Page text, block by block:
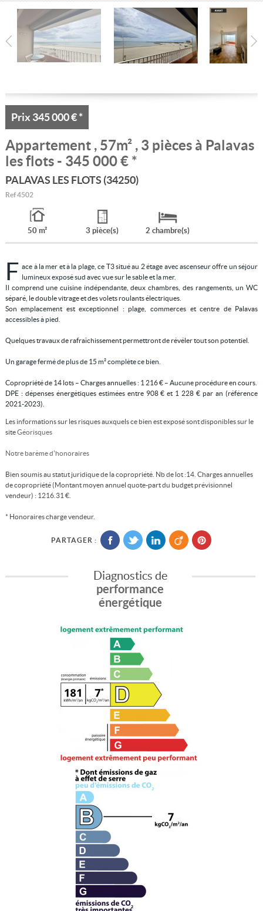
Location/gestion
Location saisonnière
Syndic
Méditerranée
Mon compte
Prix 345 000 €*
Appartement, 57m² , 3 pièces à Palavas
les flots - 345 000 € *
PALAVAS LES FLOTS (34250)
Ref4502
50 m² 3 pièce(s) 2 chambre(s)
F ace à la mer et à la plage, ce T3 situé au 2 étage avec ascenseur offre un séjour
lumineux exposé sud avec vue sur le sable et la mer.
Il comprend une cuisine indépendante, deux chambres, des rangements, un WC
séparé, le double vitrage et des volets roulants électriques.
Son emplacement est exceptionnel : plage, commerces et centre de Palavas
accessibles à pied.
Quelques travaux de rafraîchissement permettront de révéler tout son potentiel.
Un garage fermé de plus de 15 m² complète ce bien.
Copropriété de 14 lots – Charges annuelles : 1 216 € – Aucune procédure en cours.
DPE : dépenses énergétiques estimées entre 908 € et 1 228 € par an (référence
2021-2023).
Les informations sur les risques auxquels ce bien est exposé sont disponibles sur le
siteGéorisques
Notre barème d'honoraires
Bien soumis au statut juridique de la copropriété. Nb de lot :14. Charges annuelles
de copropriété (Montant moyen annuel quote-part du budget prévisionnel
vendeur) : 1216.31 €.
* Honoraires charge vendeur.
PARTAGER :
Diagnostics de
performance
énergétique